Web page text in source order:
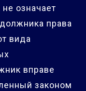
означает
права
вида
вправе
законом